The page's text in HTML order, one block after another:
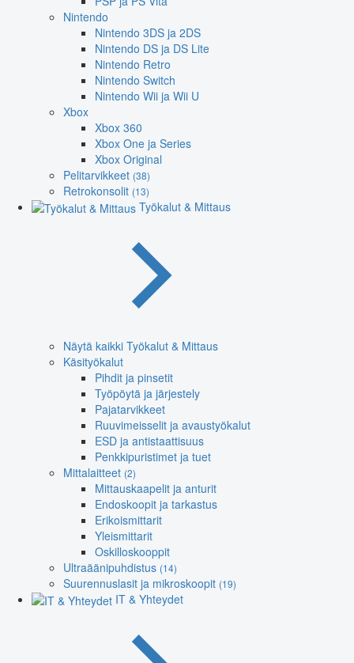
Nintendo
Nintendo 3DS ja 2DS
Nintendo DS ja DS Lite
Nintendo Retro
Nintendo Switch
Nintendo Wii ja Wii U
Xbox
Xbox 360
Xbox One ja Series
Xbox Original
Pelitarvikkeet (38)
Retrokonsolit (13)
Työkalut & Mittaus
Näytä kaikki Työkalut & Mittaus
Käsityökalut
Pihdit ja pinsetit
Työpöytä ja järjestely
Pajatarvikkeet
Ruuvimeisselit ja avaustyökalut
ESD ja antistaattisuus
Penkkipuristimet ja tuet
Mittalaitteet (2)
Mittauskaapelit ja anturit
Endoskoopit ja tarkastus
Erikoismittarit
Yleismittarit
Oskilloskooppit
Ultraäänipuhdistus (14)
Suurennuslasit ja mikroskoopit (19)
IT & Yhteydet